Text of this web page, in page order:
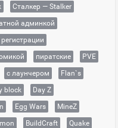
Сталкер — Stalker
админкой
регистрации
пиратские
PVE
с лаунчером
Flan`s
block
Day Z
Egg Wars
MineZ
BuildCraft
Quake